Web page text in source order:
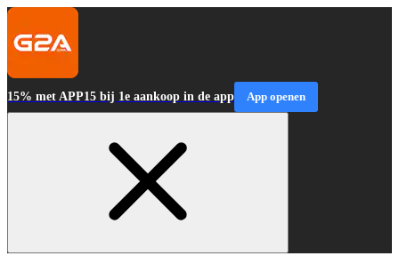
15% met APP15 bij 1e aankoop in de app App openen